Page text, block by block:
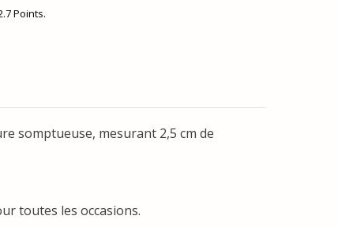
Points.
somptueuse, mesurant 2,5 cm de
toutes les occasions.